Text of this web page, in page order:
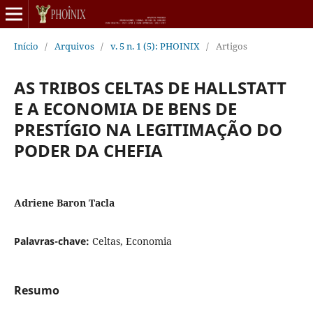
Início / Arquivos / v. 5 n. 1 (5): PHOINIX / Artigos
AS TRIBOS CELTAS DE HALLSTATT
E A ECONOMIA DE BENS DE
PRESTÍGIO NA LEGITIMAÇÃO DO
PODER DA CHEFIA
Adriene Baron Tacla
Palavras-chave: Celtas, Economia
Resumo